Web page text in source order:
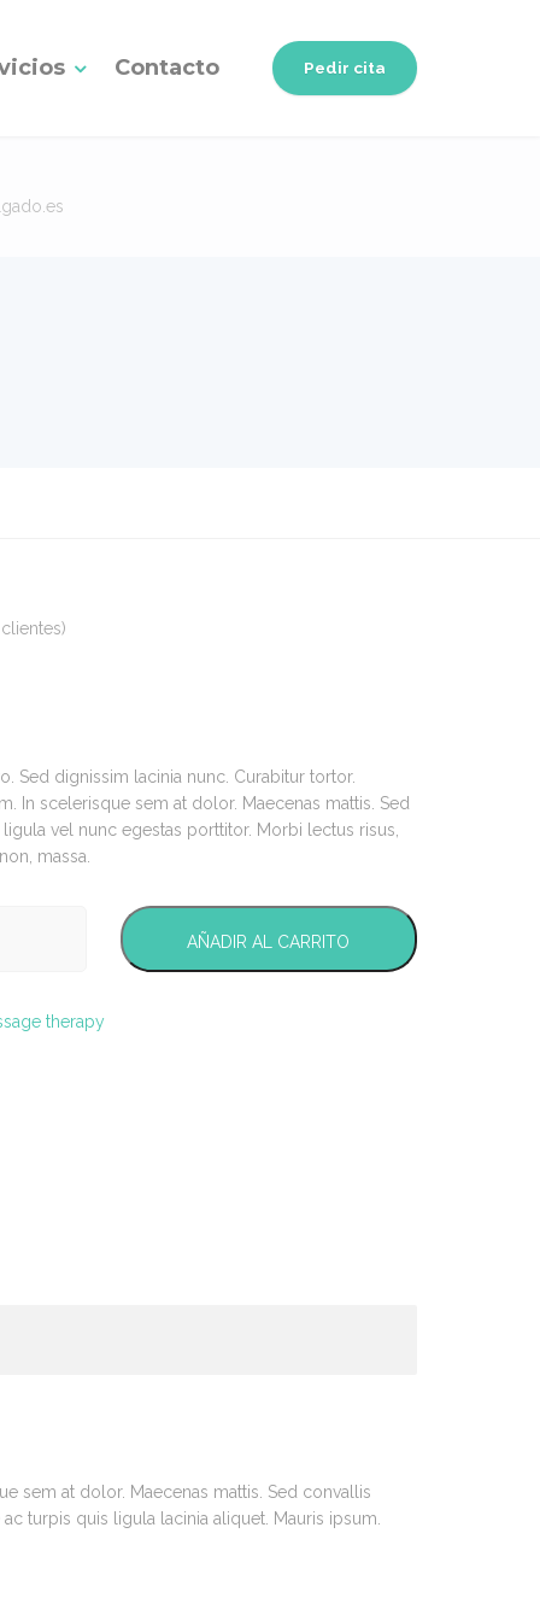
Contacto Pedir cita
Sed dignissim lacinia nunc. Curabitur tortor.
In scelerisque sem at dolor. Maecenas mattis. Sed
vel nunc egestas porttitor. Morbi lectus risus,
massa.
AÑADIR AL CARRITO
therapy
sem at dolor. Maecenas mattis. Sed convallis
turpis quis ligula lacinia aliquet. Mauris ipsum.